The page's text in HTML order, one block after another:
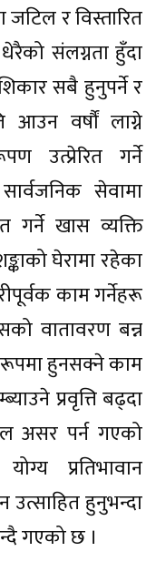
र विस्तारित
संलग्नता हुँदा
सबै हुनुपर्ने र
वर्षौं लाग्ने
उत्प्रेरित गर्ने
सेवामा
गर्ने खास व्यक्ति
घेरामा रहेका
काम गर्नेहरू
वातावरण बन्न
हुनसक्ने काम
प्रवृत्ति बढ्दा
असर पर्न गएको
प्रतिभावान
उत्साहित हुनुभन्दा
गएको छ ।